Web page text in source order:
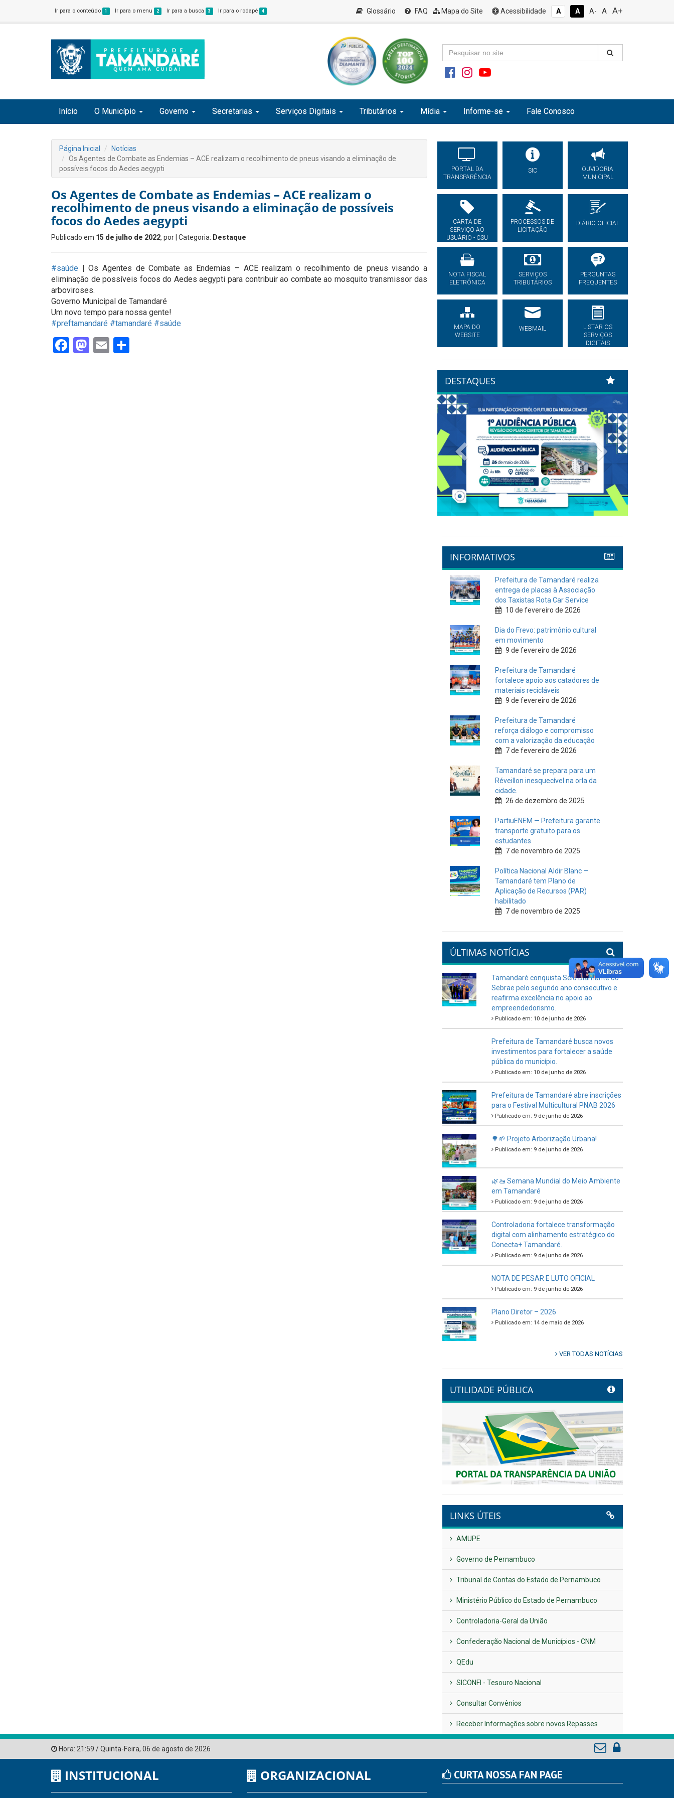
Ir para o conteúdo 1 Ir para o menu 2 Ir para a busca 3 Ir para o rodapé 4 Glossário FAQ Mapa do Site Acessibilidade A A A- A A+
Início O Município Governo Secretarias Serviços Digitais Tributários Mídia Informe-se Fale Conosco
Página Inicial
Notícias
Os Agentes de Combate as Endemias – ACE realizam o recolhimento de pneus visando a eliminação de
possíveis focos do Aedes aegypti
Os Agentes de Combate as Endemias – ACE realizam o
recolhimento de pneus visando a eliminação de possíveis
focos do Aedes aegypti
Publicado em 15 de julho de 2022, por | Categoria: Destaque
#saúde | Os Agentes de Combate as Endemias – ACE realizam o recolhimento de pneus visando a
eliminação de possíveis focos do Aedes aegypti para contribuir ao combate ao mosquito transmissor das
arboviroses.
Governo Municipal de Tamandaré
Um novo tempo para nossa gente!
#preftamandaré #tamandaré #saúde
Facebook
Mastodon
Email
PORTAL DA
TRANSPARÊNCIA
SIC
OUVIDORIA
MUNICIPAL
CARTA DE
SERVIÇO AO
USUÁRIO - CSU
PROCESSOS DE
LICITAÇÃO
DIÁRIO OFICIAL
NOTA FISCAL
ELETRÔNICA
SERVIÇOS
TRIBUTÁRIOS
PERGUNTAS
FREQUENTES
MAPA DO
WEBSITE
WEBMAIL
LISTAR OS
SERVIÇOS
DIGITAIS
DESTAQUES
Previous Next
INFORMATIVOS
Prefeitura de Tamandaré realiza
entrega de placas à Associação
dos Taxistas Rota Car Service
10 de fevereiro de 2026
Dia do Frevo: patrimônio cultural
em movimento
9 de fevereiro de 2026
Prefeitura de Tamandaré
fortalece apoio aos catadores de
materiais recicláveis
9 de fevereiro de 2026
Prefeitura de Tamandaré
reforça diálogo e compromisso
com a valorização da educação
7 de fevereiro de 2026
Tamandaré se prepara para um
Réveillon inesquecível na orla da
cidade.
26 de dezembro de 2025
PartiuENEM — Prefeitura garante
transporte gratuito para os
estudantes
7 de novembro de 2025
Política Nacional Aldir Blanc —
Tamandaré tem Plano de
Aplicação de Recursos (PAR)
habilitado
7 de novembro de 2025
ÚLTIMAS NOTÍCIAS
Tamandaré conquista Selo Diamante do
Sebrae pelo segundo ano consecutivo e
reafirma excelência no apoio ao
empreendedorismo.
Publicado em: 10 de junho de 2026
Prefeitura de Tamandaré busca novos
investimentos para fortalecer a saúde
pública do município.
Publicado em: 10 de junho de 2026
Prefeitura de Tamandaré abre inscrições
para o Festival Multicultural PNAB 2026
Publicado em: 9 de junho de 2026
🌳🌱 Projeto Arborização Urbana!
Publicado em: 9 de junho de 2026
🌿🚤 Semana Mundial do Meio Ambiente
em Tamandaré
Publicado em: 9 de junho de 2026
Controladoria fortalece transformação
digital com alinhamento estratégico do
Conecta+ Tamandaré.
Publicado em: 9 de junho de 2026
NOTA DE PESAR E LUTO OFICIAL
Publicado em: 9 de junho de 2026
Plano Diretor – 2026
Publicado em: 14 de maio de 2026
VER TODAS NOTÍCIAS
UTILIDADE PÚBLICA
Previous Next
LINKS ÚTEIS
AMUPE
Governo de Pernambuco
Tribunal de Contas do Estado de Pernambuco
Ministério Público do Estado de Pernambuco
Controladoria-Geral da União
Confederação Nacional de Municípios - CNM
QEdu
SICONFI - Tesouro Nacional
Consultar Convênios
Receber Informações sobre novos Repasses
Hora: 21:59 /Quinta-Feira, 06 de agosto de 2026
INSTITUCIONAL ORGANIZACIONAL CURTA NOSSA FAN PAGE